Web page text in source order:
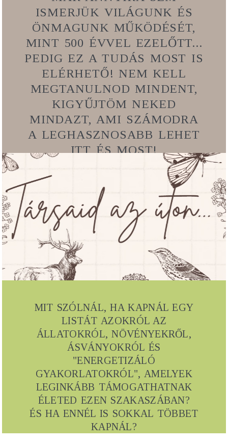
ISMERJÜK VILÁGUNK ÉS
ÖNMAGUNK MŰKÖDÉSÉT,
MINT 500 ÉVVEL EZELŐTT...
PEDIG EZ A TUDÁS MOST IS
ELÉRHETŐ! NEM KELL
MEGTANULNOD MINDENT,
KIGYŰJTÖM NEKED
MINDAZT, AMI SZÁMODRA
A LEGHASZNOSABB LEHET
ITT ÉS MOST!
MIT SZÓLNÁL, HA KAPNÁL EGY
LISTÁT AZOKRÓL AZ
ÁLLATOKRÓL, NÖVÉNYEKRŐL,
ÁSVÁNYOKRÓL ÉS
"ENERGETIZÁLÓ
GYAKORLATOKRÓL", AMELYEK
LEGINKÁBB TÁMOGATHATNAK
ÉLETED EZEN SZAKASZÁBAN?
ÉS HA ENNÉL IS SOKKAL TÖBBET
KAPNÁL?